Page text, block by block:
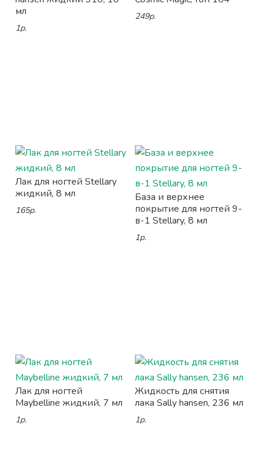
мл
1р.
249р.
Лак для ногтей Stellary
жидкий, 8 мл
165р.
База и верхнее
покрытие для ногтей 9-
в-1 Stellary, 8 мл
1р.
Лак для ногтей
Maybelline жидкий, 7 мл
1р.
Жидкость для снятия
лака Sally hansen, 236 мл
1р.